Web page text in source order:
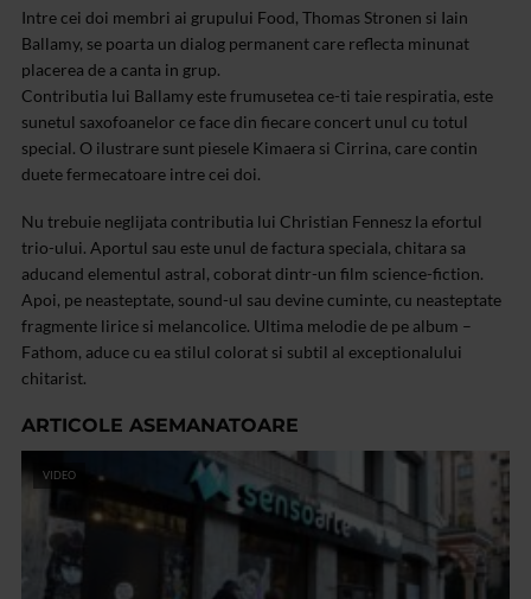
Intre cei doi membri ai grupului Food, Thomas Stronen si Iain
Ballamy, se poarta un dialog permanent care reflecta minunat
placerea de a canta in grup.
Contributia lui Ballamy este frumusetea ce-ti taie respiratia, este
sunetul saxofoanelor ce face din fiecare concert unul cu totul
special. O ilustrare sunt piesele Kimaera si Cirrina, care contin
duete fermecatoare intre cei doi.
Nu trebuie neglijata contributia lui Christian Fennesz la efortul
trio-ului. Aportul sau este unul de factura speciala, chitara sa
aducand elementul astral, coborat dintr-un film science-fiction.
Apoi, pe neasteptate, sound-ul sau devine cuminte, cu neasteptate
fragmente lirice si melancolice. Ultima melodie de pe album –
Fathom, aduce cu ea stilul colorat si subtil al exceptionalului
chitarist.
ARTICOLE ASEMANATOARE
VIDEO